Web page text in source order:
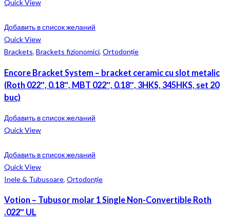
Quick View
Добавить в список желаний
Quick View
Brackets, Brackets fizionomici, Ortodonție
Encore Bracket System – bracket ceramic cu slot metalic
(Roth 022″, 0.18″, MBT 022″, 0.18″, 3HKS, 345HKS, set 20
buc)
Добавить в список желаний
Quick View
Добавить в список желаний
Quick View
Inele & Tubusoare, Ortodonție
Votion – Tubusor molar 1 Single Non-Convertible Roth
.022″ UL